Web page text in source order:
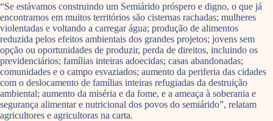
“Se estávamos construindo um Semiárido próspero e digno, o que já
encontramos em muitos territórios são cisternas rachadas; mulheres
violentadas e voltando a carregar água; produção de alimentos
reduzida pelos efeitos ambientais dos grandes projetos; jovens sem
opção ou oportunidades de produzir, perda de direitos, incluindo os
previdenciários; famílias inteiras adoecidas; casas abandonadas;
comunidades e o campo esvaziados; aumento da periferia das cidades
com o deslocamento de famílias inteiras refugiadas da destruição
ambiental; aumento da miséria e da fome, e a ameaça à soberania e
segurança alimentar e nutricional dos povos do semiárido”, relatam
agricultores e agricultoras na carta.